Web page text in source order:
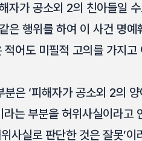
자가 공소외 2의 친아들일
은 행위를 하여 이 사건 명예
어도 미필적 고의를 가지고
은 ‘피해자가 공소외 2의
는 부분을 허위사실이라고
사실로 판단한 것은 잘못’이